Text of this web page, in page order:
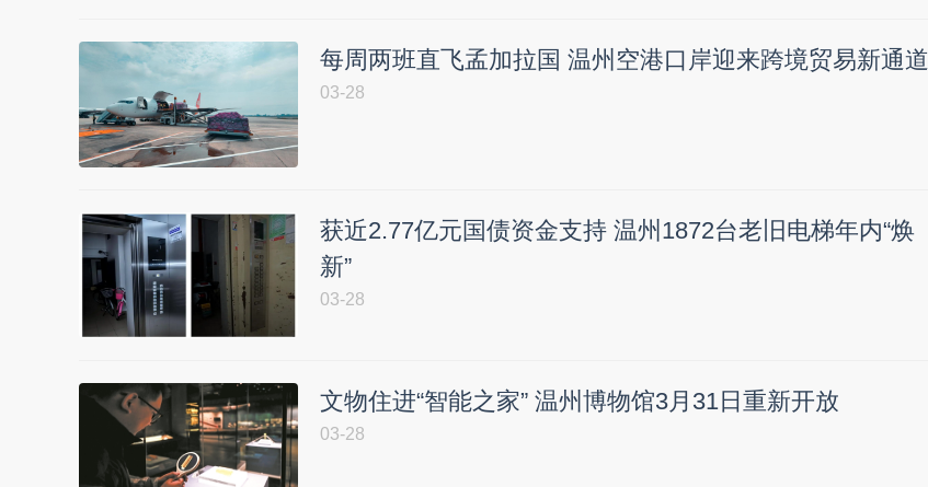
每周两班直飞孟加拉国 温州空港口岸迎来跨境贸易新通道
03-28
获近2.77亿元国债资金支持 温州1872台老旧电梯年内“焕
新”
03-28
文物住进“智能之家” 温州博物馆3月31日重新开放
03-28